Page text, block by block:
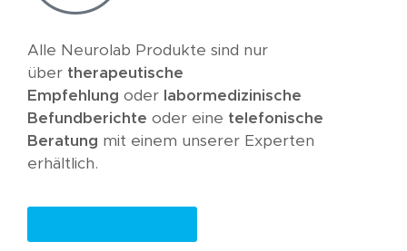
Alle Neurolab Produkte sind nur
über therapeutische
Empfehlung oder labormedizinische
Befundberichte oder eine telefonische
Beratung mit einem unserer Experten
erhältlich.